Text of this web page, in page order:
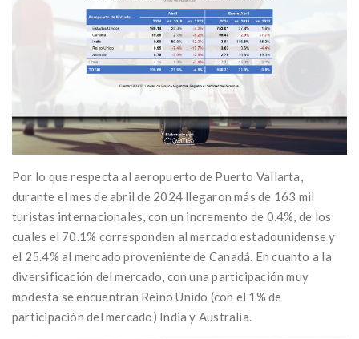
Por lo que respecta al aeropuerto de Puerto Vallarta,
durante el mes de abril de 2024 llegaron más de 163 mil
turistas internacionales, con un incremento de 0.4%, de los
cuales el 70.1% corresponden al mercado estadounidense y
el 25.4% al mercado proveniente de Canadá. En cuanto a la
diversificación del mercado, con una participación muy
modesta se encuentran Reino Unido (con el 1% de
participación del mercado) India y Australia.